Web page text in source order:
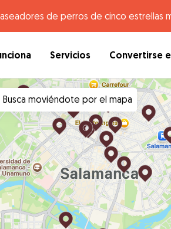
de perros de cinco estrellas
Servicios Convertirse
Busca moviéndote por el mapa